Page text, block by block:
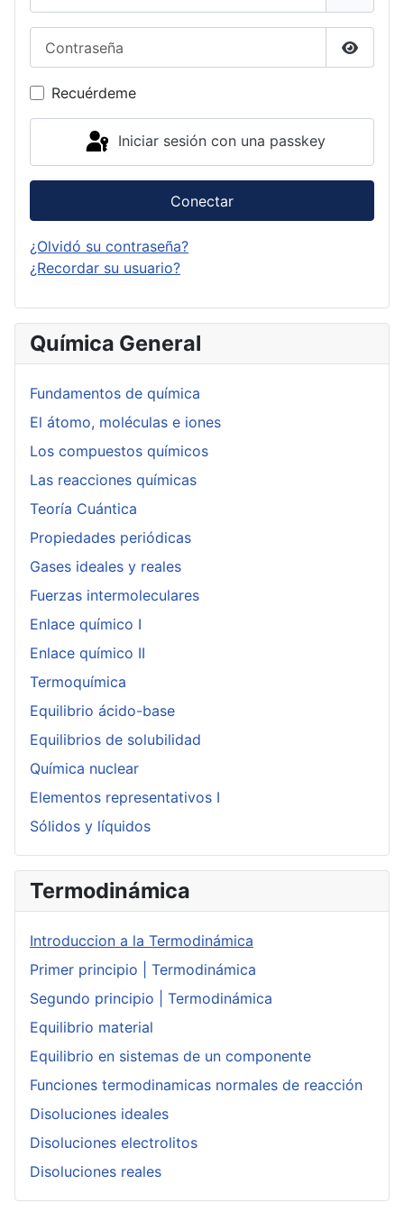
Recuérdeme
Iniciar sesión con una passkey
Conectar
¿Olvidó su contraseña?
¿Recordar su usuario?
Química General
Fundamentos de química
El átomo, moléculas e iones
Los compuestos químicos
Las reacciones químicas
Teoría Cuántica
Propiedades periódicas
Gases ideales y reales
Fuerzas intermoleculares
Enlace químico I
Enlace químico II
Termoquímica
Equilibrio ácido-base
Equilibrios de solubilidad
Química nuclear
Elementos representativos I
Sólidos y líquidos
Termodinámica
Introduccion a la Termodinámica
Primer principio | Termodinámica
Segundo principio | Termodinámica
Equilibrio material
Equilibrio en sistemas de un componente
Funciones termodinamicas normales de reacción
Disoluciones ideales
Disoluciones electrolitos
Disoluciones reales